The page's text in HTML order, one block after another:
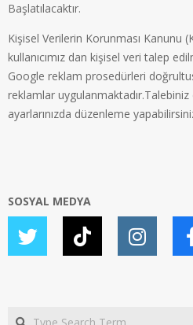
Başlatılacaktır.
Kişisel Verilerin Korunması Kanunu
kullanıcımız dan kişisel veri talep
Google reklam prosedürleri
reklamlar
ayarlarınızda düzenleme
SOSYAL MEDYA
Search